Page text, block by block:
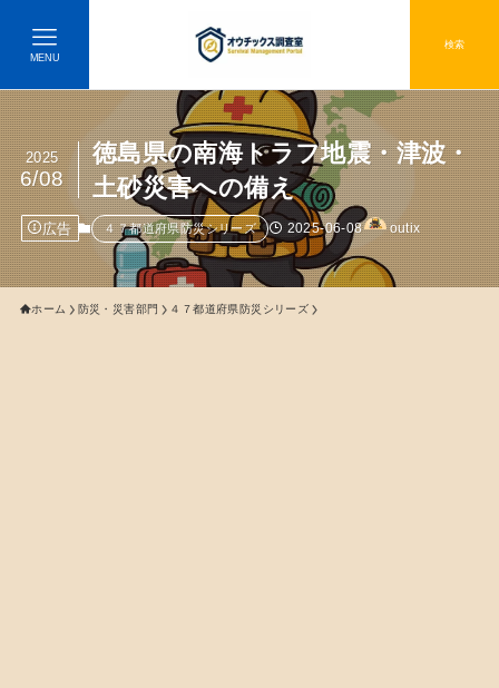
検索
MENU
徳島県の南海トラフ地震・津波・
土砂災害への備え
2025
6/08
広告 ４７都道府県防災シリーズ 2025-06-08 outix
ホーム 防災・災害部門 ４７都道府県防災シリーズ